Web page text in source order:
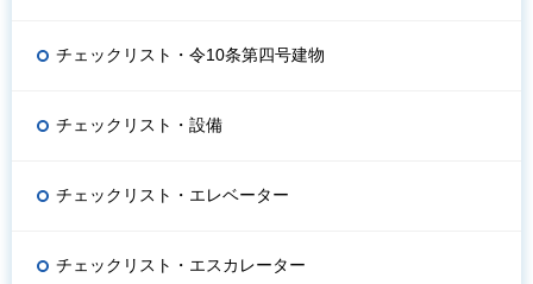
チェックリスト・令10条第四号建物
チェックリスト・設備
チェックリスト・エレベーター
チェックリスト・エスカレーター